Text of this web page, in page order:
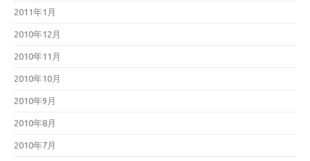
2011年1月
2010年12月
2010年11月
2010年10月
2010年9月
2010年8月
2010年7月